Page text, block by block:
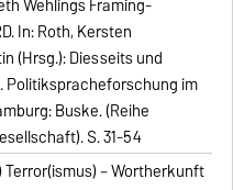
Wehlings Framing-
In: Roth, Kersten
(Hrsg.): Diesseits und
Politikspracheforschung im
Buske. (Reihe
S. 31-54
Terror(ismus) – Wortherkunft